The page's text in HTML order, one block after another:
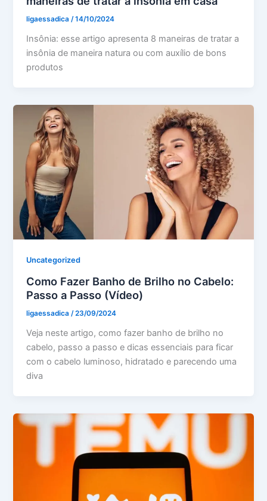
ligaessadica/14/10/2024
Insônia: esse artigo apresenta 8 maneiras de tratar a
insônia de maneira natura ou com auxílio de bons
produtos
Uncategorized
Como Fazer Banho de Brilho no Cabelo:
Passo a Passo (Vídeo)
ligaessadica/23/09/2024
Veja neste artigo, como fazer banho de brilho no
cabelo, passo a passo e dicas essenciais para ficar
com o cabelo luminoso, hidratado e parecendo uma
diva